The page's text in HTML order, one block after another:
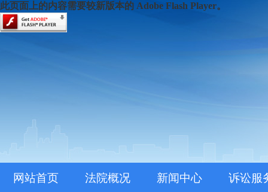
此页面上的内容需要较新版本的 Adobe Flash Player。
网站首页 法院概况 新闻中心 诉讼服